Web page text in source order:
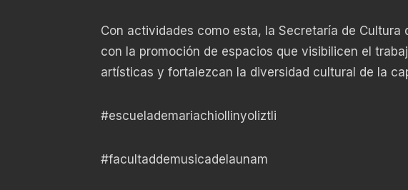
Con actividades como esta, la Secretaría de
con la promoción de espacios que visibilicen el
artísticas y fortalezcan la diversidad cultural de la
#escuelademariachiollinyoliztli
#facultaddemusicadelaunam